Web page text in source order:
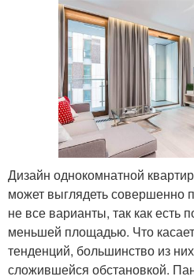
Дизайн однокомнатной
может выглядеть совершенно
не все варианты, так как
меньшей площадью. Что
тенденций, большинство из
сложившейся обстановкой.